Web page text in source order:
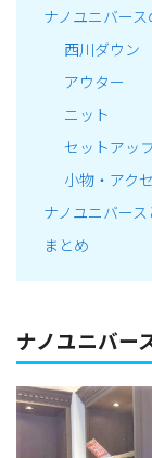
ナノユニバー
西川ダウン
アウター
ニット
セットアッ
小物・アク
ナノユニバー
まとめ
ナノユニバー